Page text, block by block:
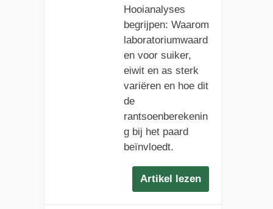
Hooianalyses
begrijpen: Waarom
laboratoriumwaard
en voor suiker,
eiwit en as sterk
variëren en hoe dit
de
rantsoenberekenin
g bij het paard
beïnvloedt.
Artikel lezen